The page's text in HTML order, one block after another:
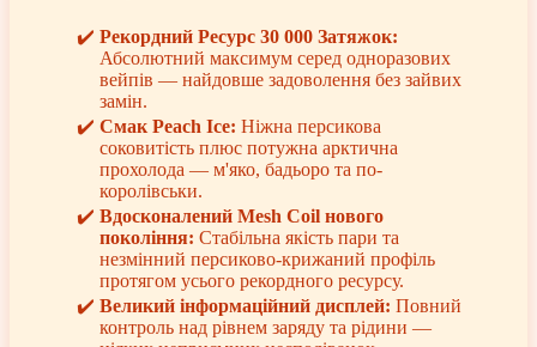
Рекордний Ресурс 30 000 Затяжок:
Абсолютний максимум серед одноразових
вейпів — найдовше задоволення без зайвих
замін.
Смак Peach Ice: Ніжна персикова
соковитість плюс потужна арктична
прохолода — м'яко, бадьоро та по-
королівськи.
Вдосконалений Mesh Coil нового
покоління: Стабільна якість пари та
незмінний персиково-крижаний профіль
протягом усього рекордного ресурсу.
Великий інформаційний дисплей: Повний
контроль над рівнем заряду та рідини —